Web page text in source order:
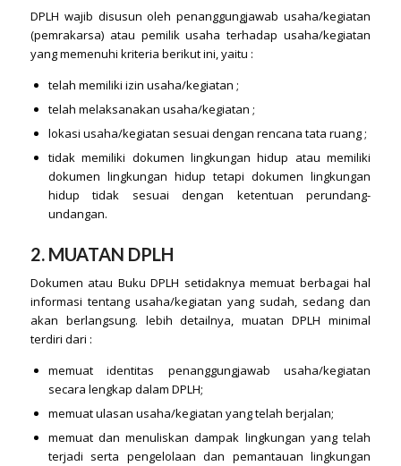
DPLH wajib disusun oleh penanggungjawab usaha/kegiatan
(pemrakarsa) atau pemilik usaha terhadap usaha/kegiatan
yang memenuhi kriteria berikut ini, yaitu :
telah memiliki izin usaha/kegiatan ;
telah melaksanakan usaha/kegiatan ;
lokasi usaha/kegiatan sesuai dengan rencana tata ruang ;
tidak memiliki dokumen lingkungan hidup atau memiliki
dokumen lingkungan hidup tetapi dokumen lingkungan
hidup tidak sesuai dengan ketentuan perundang-
undangan.
2. MUATAN DPLH
Dokumen atau Buku DPLH setidaknya memuat berbagai hal
informasi tentang usaha/kegiatan yang sudah, sedang dan
akan berlangsung. lebih detailnya, muatan DPLH minimal
terdiri dari :
memuat identitas penanggungjawab usaha/kegiatan
secara lengkap dalam DPLH;
memuat ulasan usaha/kegiatan yang telah berjalan;
memuat dan menuliskan dampak lingkungan yang telah
terjadi serta pengelolaan dan pemantauan lingkungan